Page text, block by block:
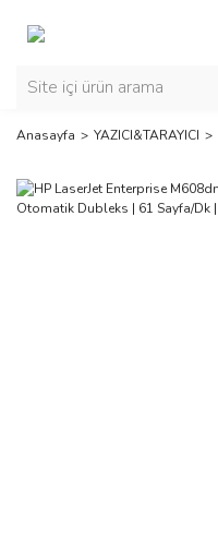
Anasayfa YAZICI&TARAYICI